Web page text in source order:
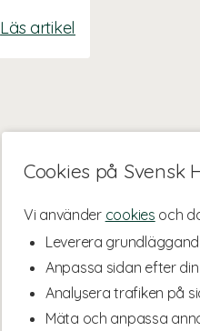
Cookies på Svensk
Vi använder cookies och
Leverera
Anpassa sidan efter
Analysera trafiken på
Mäta och anpassa
Läs artikel